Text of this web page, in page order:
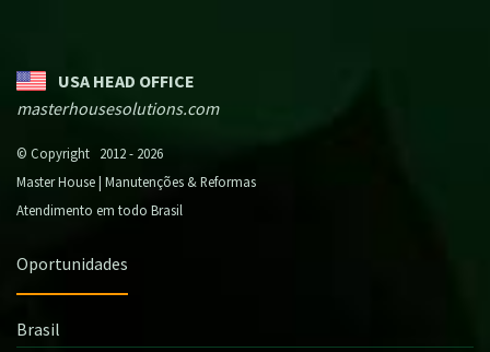
USA HEAD OFFICE
masterhousesolutions.com
© Copyright 2012 - 2026
Master House | Manutenções & Reformas
Atendimento em todo Brasil
Oportunidades
Brasil